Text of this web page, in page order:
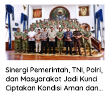
Sinergi Pemerintah, TNI, Polri,
dan Masyarakat Jadi Kunci
Ciptakan Kondisi Aman dan